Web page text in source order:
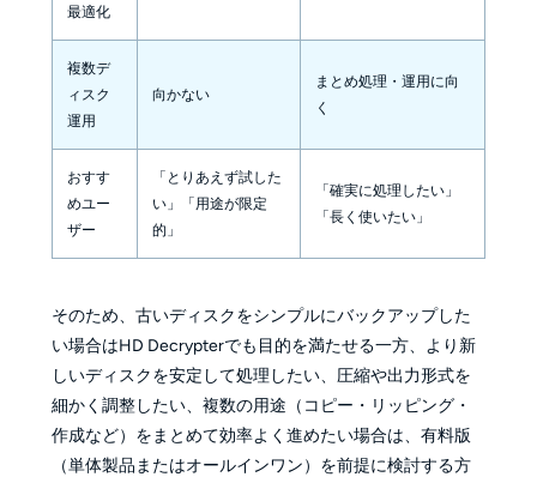
最適化
複数デ
ィスク
運用
向かない
まとめ処理・運用に向
く
おすす
めユー
ザー
「とりあえず試した
い」「用途が限定
的」
「確実に処理したい」
「長く使いたい」
そのため、古いディスクをシンプルにバックアップした
い場合はHD Decrypterでも目的を満たせる一方、より新
しいディスクを安定して処理したい、圧縮や出力形式を
細かく調整したい、複数の用途（コピー・リッピング・
作成など）をまとめて効率よく進めたい場合は、有料版
（単体製品またはオールインワン）を前提に検討する方